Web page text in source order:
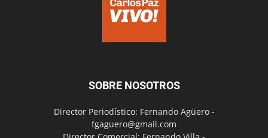
SOBRE NOSOTROS
Director Periodístico: Fernando Agüero -
fgaguero@gmail.com